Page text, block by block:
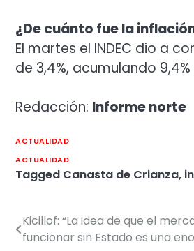
¿De cuánto fue la
El martes el INDEC dio a
de 3,4%, acumulando
Redacción: Informe norte
ACTUALIDAD
ACTUALIDAD
Tagged Canasta de Crianza,
Navegación
Kicillof: “La idea de que el
funcionar sin Estado es una